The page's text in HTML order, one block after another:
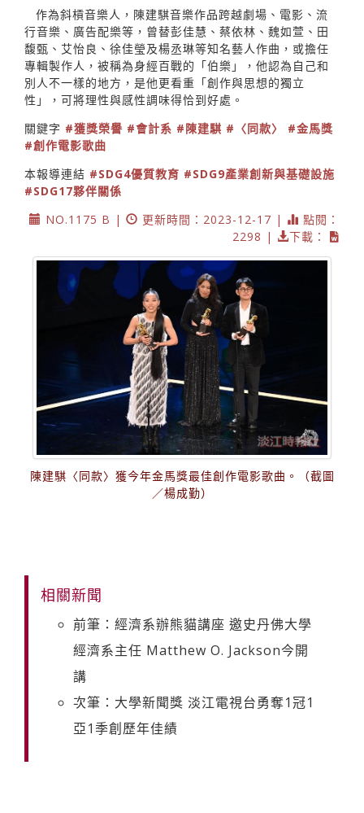
作為斜槓音樂人，陳建騏音樂作品跨越劇場、電影、流
行音樂、廣告配樂等，曾替彭佳慧、蔡依林、魏如萱、田
馥甄、艾怡良、徐佳瑩及楊丞琳等知名藝人作曲，或擔任
專輯製作人，被稱為身經百戰的「伯樂」，他認為自己和
別人不一樣的地方，是他更看重「創作與思想的獨立
性」，可將理性與感性調味得恰到好處。
關鍵字 #獲獎榮譽 #會計系 #陳建騏 #〈同款〉
#金馬獎
#創作電影歌曲
本報導連結 #SDG4優質教育 #SDG9產業創新與基礎設施
#SDG17夥伴關係
NO.1175 B |
更新時間：2023-12-17 |
點閱：
2298 |
下載：
陳建騏〈同款〉獲今年金馬獎最佳創作電影歌曲。（截圖
／楊成勤）
相關新聞
前筆：經濟系辦熊貓講座 邀史丹佛大學
經濟系主任 Matthew O. Jackson今開
講
次筆：大學新聞獎 淡江電視台勇奪1冠1
亞1季創歷年佳績